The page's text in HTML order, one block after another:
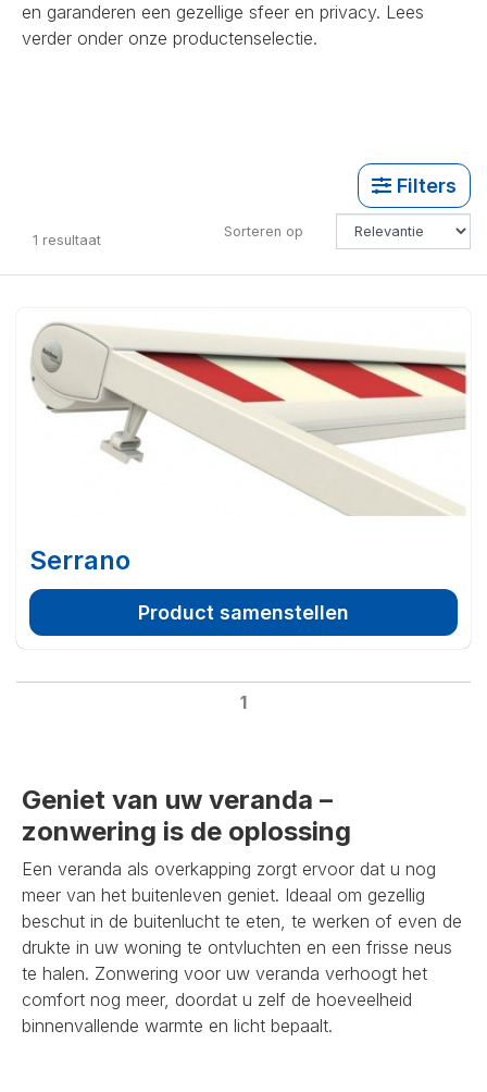
en garanderen een gezellige sfeer en privacy. Lees
verder onder onze productenselectie.
Filters
1 resultaat Sorteren op
Serrano
Product samenstellen
1
Geniet van uw veranda –
zonwering is de oplossing
Een veranda als overkapping zorgt ervoor dat u nog
meer van het buitenleven geniet. Ideaal om gezellig
beschut in de buitenlucht te eten, te werken of even de
drukte in uw woning te ontvluchten en een frisse neus
te halen. Zonwering voor uw veranda verhoogt het
comfort nog meer, doordat u zelf de hoeveelheid
binnenvallende warmte en licht bepaalt.